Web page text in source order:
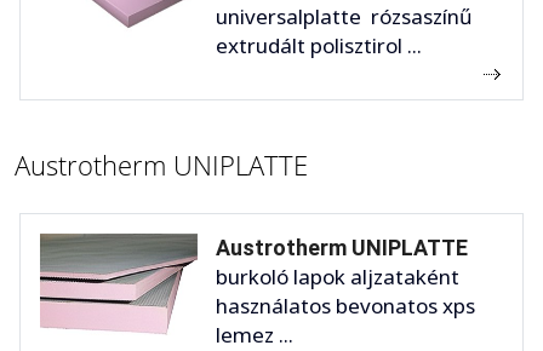
universalplatte rózsaszínű
extrudált polisztirol ...
Austrotherm UNIPLATTE
Austrotherm UNIPLATTE
burkoló lapok aljzataként
használatos bevonatos xps
lemez ...